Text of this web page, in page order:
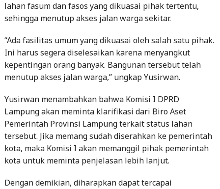
lahan fasum dan fasos yang dikuasai pihak tertentu,
sehingga menutup akses jalan warga sekitar.
“Ada fasilitas umum yang dikuasai oleh salah satu pihak.
Ini harus segera diselesaikan karena menyangkut
kepentingan orang banyak. Bangunan tersebut telah
menutup akses jalan warga,” ungkap Yusirwan.
Yusirwan menambahkan bahwa Komisi I DPRD
Lampung akan meminta klarifikasi dari Biro Aset
Pemerintah Provinsi Lampung terkait status lahan
tersebut. Jika memang sudah diserahkan ke pemerintah
kota, maka Komisi I akan memanggil pihak pemerintah
kota untuk meminta penjelasan lebih lanjut.
Dengan demikian, diharapkan dapat tercapai